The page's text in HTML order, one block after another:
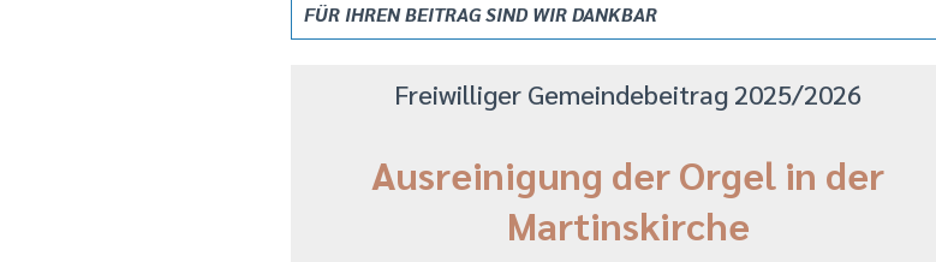
FÜR IHREN BEITRAG SIND WIR DANKBAR
Freiwilliger Gemeindebeitrag 2025/2026
Ausreinigung der Orgel in der
Martinskirche